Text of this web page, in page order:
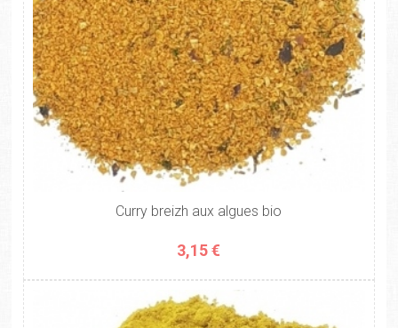
Curry breizh aux algues bio
3,15 €